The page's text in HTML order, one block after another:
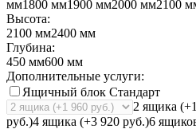
мм1800 мм1900 мм2000 мм2100
Высота:
2100 мм2400 мм
Глубина:
450 мм600 мм
Дополнительные услуги:
Ящичный блок Стандарт
2 ящика
руб.)4 ящика (+3 920 руб.)6